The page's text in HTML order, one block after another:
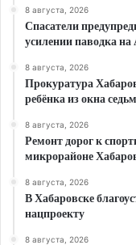
8 августа, 2026
Спасатели
усилении паводка
8 августа, 2026
Прокуратура
ребёнка из окна
8 августа, 2026
Ремонт дорог к
микрорайоне
8 августа, 2026
В Хабаровске
нацпроекту
8 августа, 2026